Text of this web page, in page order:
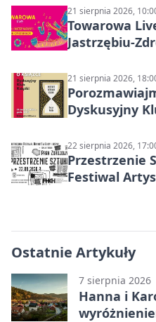
21 sierpnia 2026,
Towarowa
Jastrzębiu-
21 sierpnia 2026,
Dyskusyjny
22 sierpnia 2026,
Przestrzenie
Festiwal
Ostatnie Artykuły
7 sierpnia 2026
Hanna i